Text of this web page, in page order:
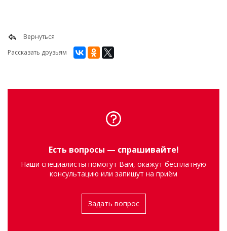
Вернуться
Рассказать друзьям
Есть вопросы — спрашивайте!
Наши специалисты помогут Вам, окажут бесплатную
консультацию или запишут на приём
Задать вопрос